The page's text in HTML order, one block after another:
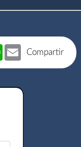
Compartir
WhatsApp
Email